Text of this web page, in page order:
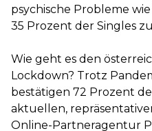
psychische Probleme
35 Prozent der Singles
Wie geht es den
Lockdown? Trotz
bestätigen 72 Prozent
aktuellen,
Online-Partneragentur